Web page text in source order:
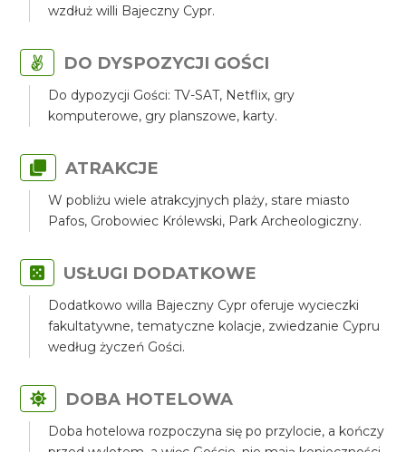
wzdłuż willi Bajeczny Cypr.
DO DYSPOZYCJI GOŚCI
Do dypozycji Gości: TV-SAT, Netflix, gry
komputerowe, gry planszowe, karty.
ATRAKCJE
W pobliżu wiele atrakcyjnych plaży, stare miasto
Pafos, Grobowiec Królewski, Park Archeologiczny.
USŁUGI DODATKOWE
Dodatkowo willa Bajeczny Cypr oferuje wycieczki
fakultatywne, tematyczne kolacje, zwiedzanie Cypru
według życzeń Gości.
DOBA HOTELOWA
Doba hotelowa rozpoczyna się po przylocie, a kończy